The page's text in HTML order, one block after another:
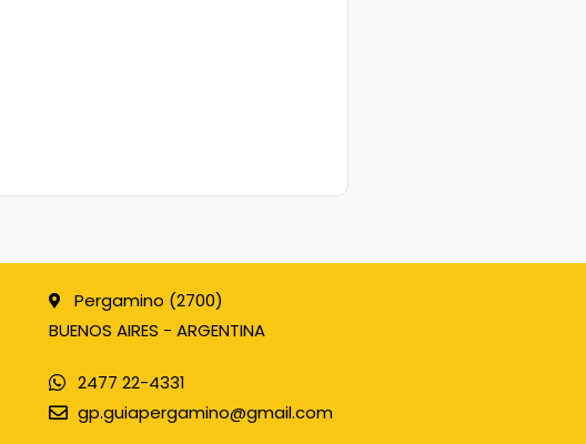
Pergamino (2700)
BUENOS AIRES - ARGENTINA
2477 22-4331
gp.guiapergamino@gmail.com